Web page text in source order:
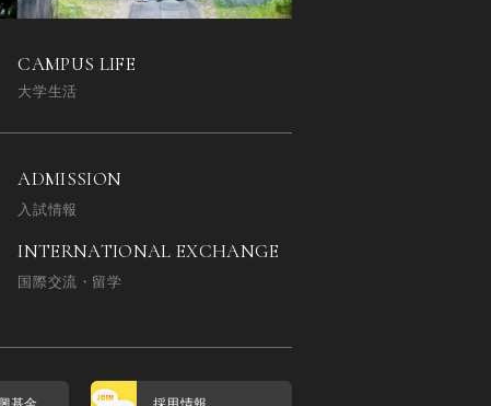
CAMPUS LIFE
大学生活
ADMISSION
入試情報
INTERNATIONAL EXCHANGE
国際交流・留学